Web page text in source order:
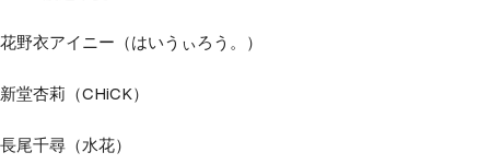
花野衣アイニー（はいうぃろう。）
新堂杏莉（CHiCK）
長尾千尋（水花）